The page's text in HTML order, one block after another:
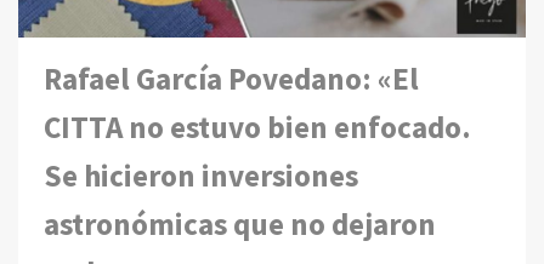
Rafael García Povedano: «El
CITTA no estuvo bien enfocado.
Se hicieron inversiones
astronómicas que no dejaron